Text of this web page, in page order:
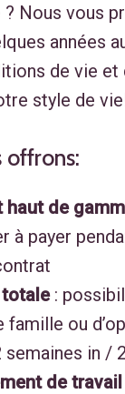
Nous vous
années
de vie et
style de
offrons:
haut de
à payer
:
famille ou
semaines in /
de